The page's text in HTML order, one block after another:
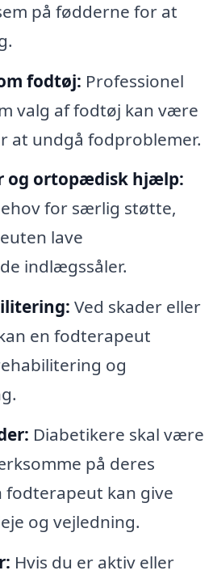
på fødderne for at
fodtøj: Professionel
valg af fodtøj kan være
at undgå fodproblemer.
og ortopædisk hjælp:
for særlig støtte,
lave
indlægssåler.
Ved skader eller
en fodterapeut
og
Diabetikere skal være
på deres
fodterapeut kan give
og vejledning.
Hvis du er aktiv eller